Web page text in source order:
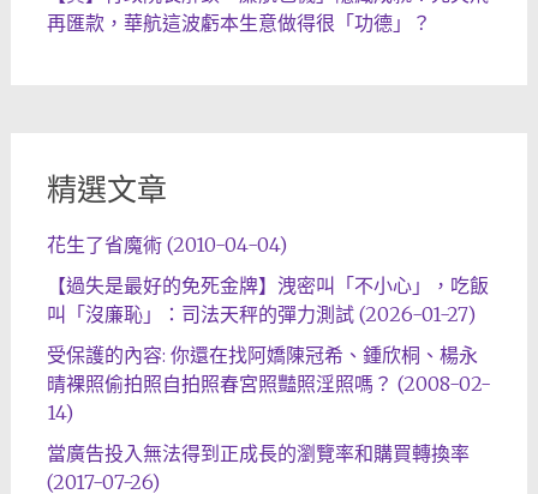
再匯款，華航這波虧本生意做得很「功德」？
精選文章
花生了省魔術 (2010-04-04)
【過失是最好的免死金牌】洩密叫「不小心」，吃飯
叫「沒廉恥」：司法天秤的彈力測試 (2026-01-27)
受保護的內容: 你還在找阿嬌陳冠希、鍾欣桐、楊永
晴裸照偷拍照自拍照春宮照豔照淫照嗎？ (2008-02-
14)
當廣告投入無法得到正成長的瀏覽率和購買轉換率
(2017-07-26)